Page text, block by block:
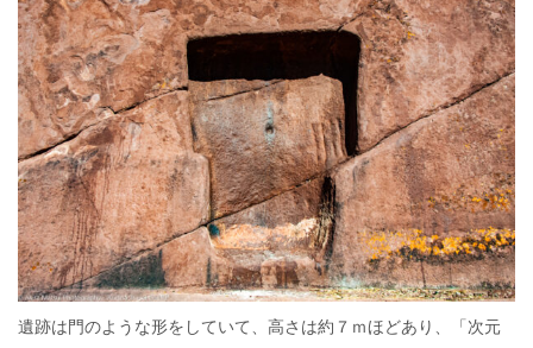
遺跡は門のような形をしていて、高さは約７ｍほどあり、「次元